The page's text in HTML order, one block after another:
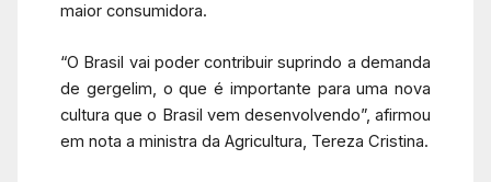
maior consumidora.
“O Brasil vai poder contribuir suprindo a demanda
de gergelim, o que é importante para uma nova
cultura que o Brasil vem desenvolvendo”, afirmou
em nota a ministra da Agricultura, Tereza Cristina.